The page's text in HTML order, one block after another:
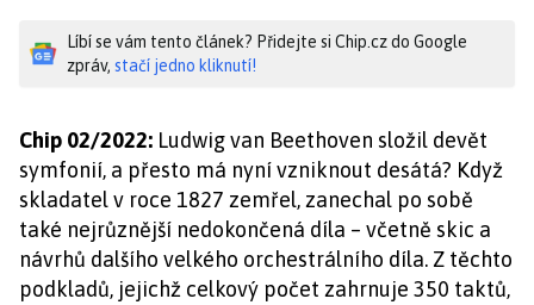
Líbí se vám tento článek? Přidejte si Chip.cz do Google
zpráv, stačí jedno kliknutí!
Chip 02/2022: Ludwig van Beethoven složil devět
symfonií, a přesto má nyní vzniknout desátá? Když
skladatel v roce 1827 zemřel, zanechal po sobě
také nejrůznější nedokončená díla – včetně skic a
návrhů dalšího velkého orchestrálního díla. Z těchto
podkladů, jejichž celkový počet zahrnuje 350 taktů,